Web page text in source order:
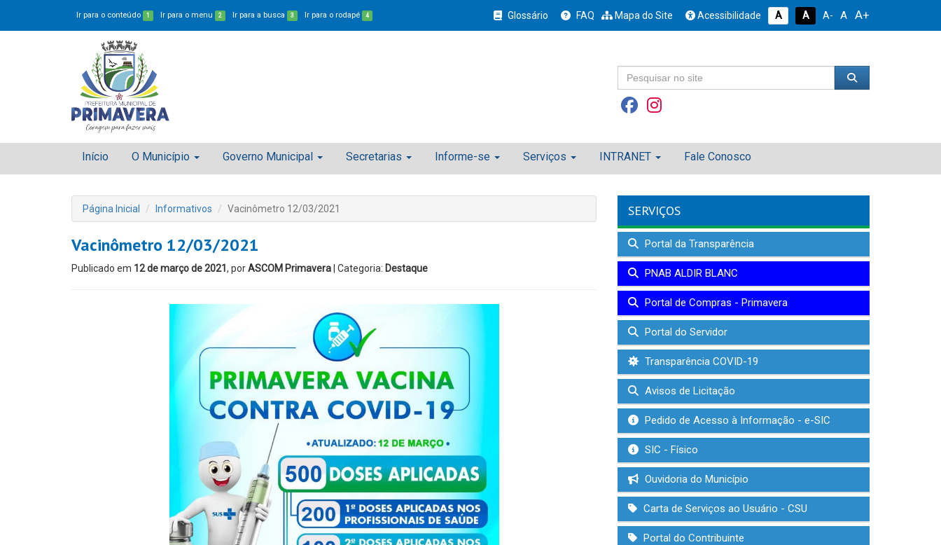
Ir para o conteúdo 1 Ir para o menu 2 Ir para a busca 3 Ir para o rodapé 4 Glossário FAQ Mapa do Site Acessibilidade A A A- A A+
Início O Município Governo Municipal Secretarias Informe-se Serviços INTRANET Fale Conosco
Página Inicial Informativos Vacinômetro 12/03/2021
Vacinômetro 12/03/2021
Publicado em 12 de março de 2021 , porASCOM Primavera | Categoria: Destaque
SERVIÇOS
Portal da Transparência
PNAB ALDIR BLANC
Portal de Compras - Primavera
Portal do Servidor
Transparência COVID-19
Avisos de Licitação
Pedido de Acesso à Informação - e-SIC
SIC - Físico
Ouvidoria do Município
Carta de Serviços ao Usuário - CSU
Portal do Contribuinte